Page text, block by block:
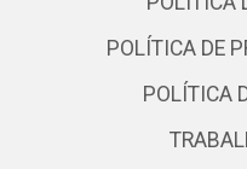
POLÍTICA DE
POLÍTICA